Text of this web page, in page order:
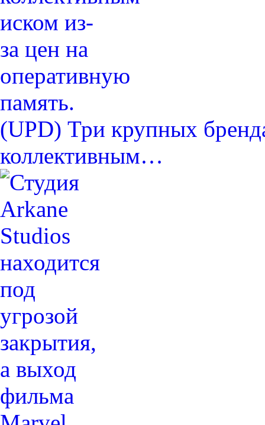
(UPD) Три крупных
коллективным…